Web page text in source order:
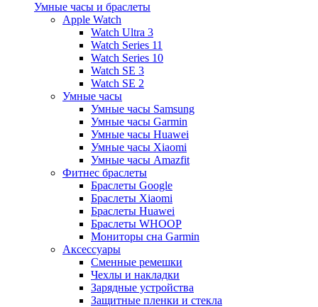
Умные часы и браслеты
Apple Watch
Watch Ultra 3
Watch Series 11
Watch Series 10
Watch SE 3
Watch SE 2
Умные часы
Умные часы Samsung
Умные часы Garmin
Умные часы Huawei
Умные часы Xiaomi
Умные часы Amazfit
Фитнес браслеты
Браслеты Google
Браслеты Xiaomi
Браслеты Huawei
Браслеты WHOOP
Мониторы сна Garmin
Аксессуары
Сменные ремешки
Чехлы и накладки
Зарядные устройства
Защитные пленки и стекла